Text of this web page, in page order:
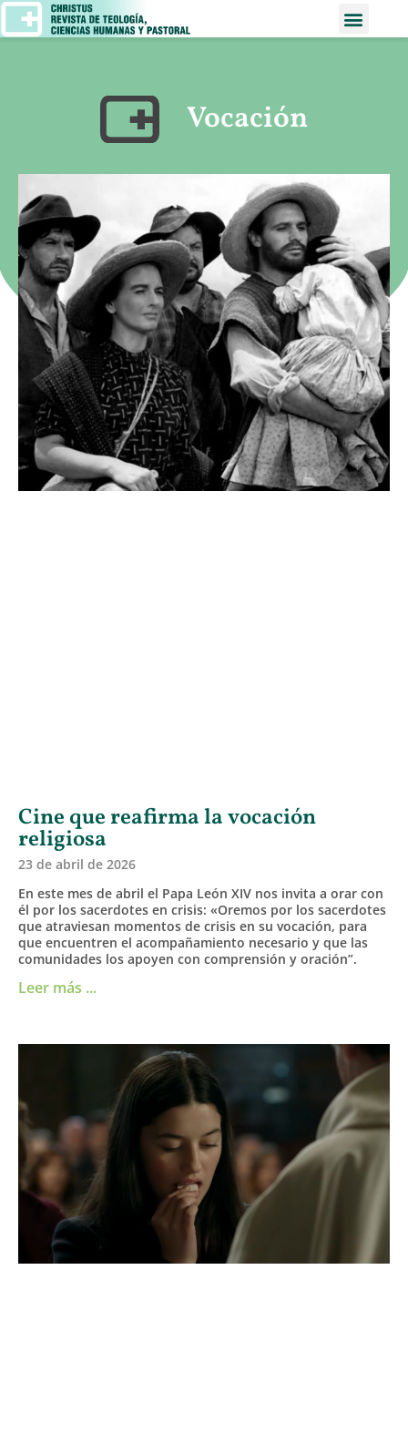
Vocación
Cine que reafirma la vocación
religiosa
23 de abril de 2026
En este mes de abril el Papa León XIV nos invita a orar con
él por los sacerdotes en crisis: «Oremos por los sacerdotes
que atraviesan momentos de crisis en su vocación, para
que encuentren el acompañamiento necesario y que las
comunidades los apoyen con comprensión y oración”.
Leer más ...